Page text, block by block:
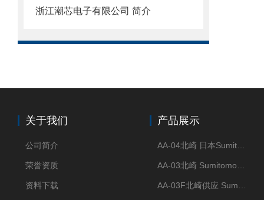
浙江潮芯电子有限公司 简介
关于我们
公司简介
荣誉资质
资料下载
产品展示